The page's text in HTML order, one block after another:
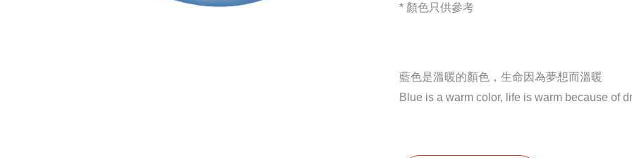
* 顏色只供參考
藍色是溫暖的顏色，生命因為夢想而溫暖
Blue is a warm color, life is warm because of